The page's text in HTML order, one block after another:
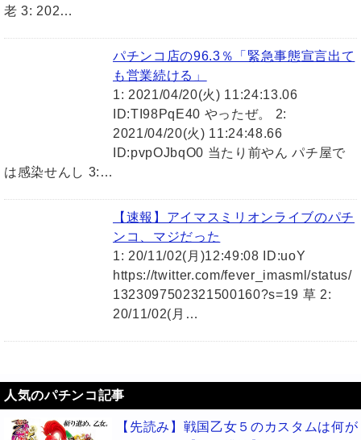
老 3: 202…
パチンコ店の96.3％「緊急事態宣言出て
も営業続ける」
1: 2021/04/20(火) 11:24:13.06
ID:TI98PqE40 やったぜ。 2:
2021/04/20(火) 11:24:48.66
ID:pvpOJbqO0 当たり前やん パチ屋で
は感染せんし 3:…
【速報】アイマスミリオンライブのパチ
ンコ、マジだった
1: 20/11/02(月)12:49:08 ID:uoY
https://twitter.com/fever_imasml/status/
1323097502321500160?s=19 草 2:
20/11/02(月…
人気のパチンコ記事
【先読み】戦国乙女５のカスタムは何が